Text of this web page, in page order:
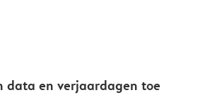
data en verjaardagen toe